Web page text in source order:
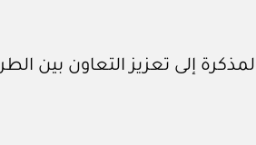
إلى تعزيز التعاون بين